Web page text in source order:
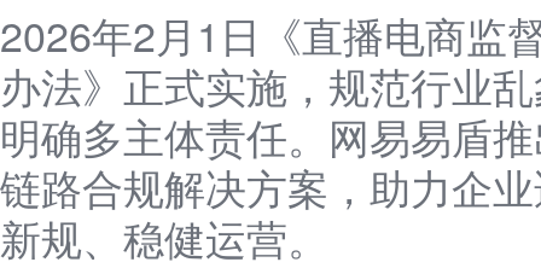
2026年2月1日《直播电商监
办法》正式实施，规范行业
明确多主体责任。网易易盾
链路合规解决方案，助力企
新规、稳健运营。